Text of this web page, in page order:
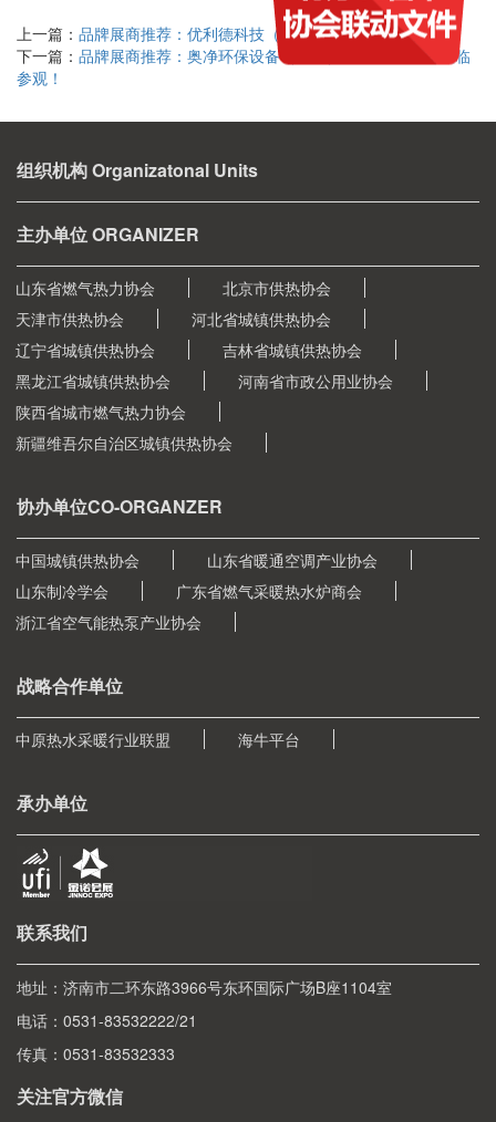
上一篇： 品牌展商推荐：优利德科技（中国）股份有限公司
下一篇： 品牌展商推荐：奥净环保设备（广东）有限公司 邀您莅临
参观！
组织机构 Organizatonal Units
主办单位 ORGANIZER
山东省燃气热力协会
北京市供热协会
天津市供热协会
河北省城镇供热协会
辽宁省城镇供热协会
吉林省城镇供热协会
黑龙江省城镇供热协会
河南省市政公用业协会
陕西省城市燃气热力协会
新疆维吾尔自治区城镇供热协会
协办单位CO-ORGANZER
中国城镇供热协会
山东省暖通空调产业协会
山东制冷学会
广东省燃气采暖热水炉商会
浙江省空气能热泵产业协会
战略合作单位
中原热水采暖行业联盟 海牛平台
承办单位
联系我们
地址：济南市二环东路3966号东环国际广场B座1104室
电话：0531-83532222/21
传真：0531-83532333
关注官方微信